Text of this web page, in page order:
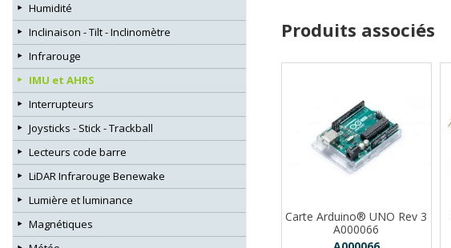
Produits associés
Carte Arduino® UNO Rev 3
A000066
Humidité
Inclinaison - Tilt - Inclinomètre
Infrarouge
IMU et AHRS
Interrupteurs
Joysticks - Stick - Trackball
Lecteurs code barre
LiDAR Infrarouge Benewake
Lumière et luminance
Magnétiques